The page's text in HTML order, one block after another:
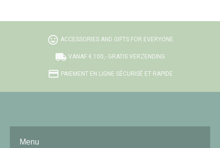
tag_faces ACCESSORIES AND GIFTS FOR EVERYONE
local_shipping VANAF € 100,- GRATIS VERZENDING
credit_card PAIEMENT EN LIGNE SÉCURISÉ ET RAPIDE
Menu